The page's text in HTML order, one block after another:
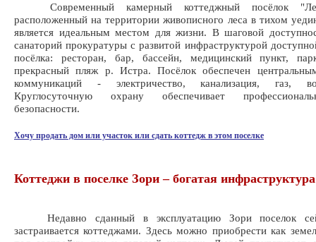
Современный камерный коттеджный посёлок
расположенный на территории живописного леса в тихом
является идеальным местом для жизни. В шаговой
санаторий прокуратуры с развитой инфраструктурой
посёлка: ресторан, бар, бассейн, медицинский пункт,
прекрасный пляж р. Истра. Посёлок обеспечен
коммуникаций - электричество, канализация, газ,
Круглосуточную охрану обеспечивает
безопасности.
Хочу продать дом или участок или сдать коттедж в этом поселке
Коттеджи в поселке Зори – богатая инфраструктура
Недавно сданный в эксплуатацию Зори поселок
застраивается коттеджами. Здесь можно приобрести как